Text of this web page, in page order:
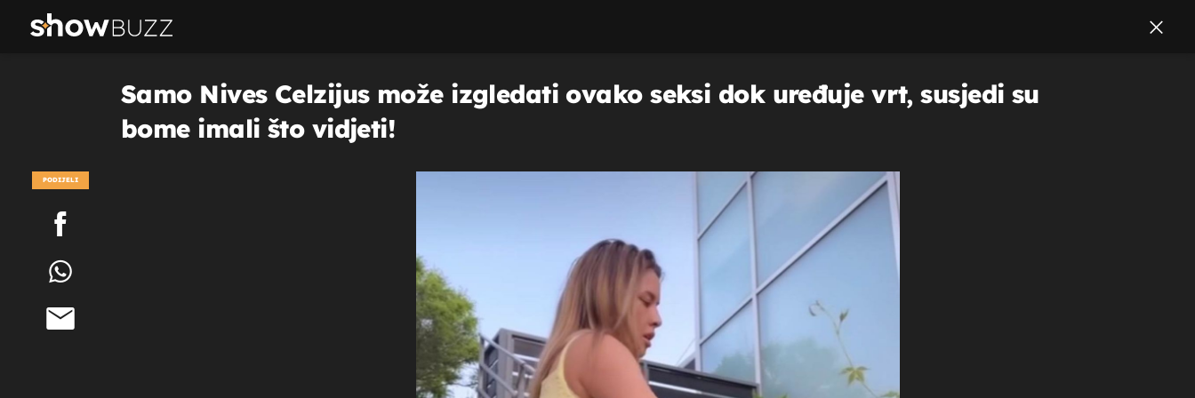
Samo Nives Celzijus može izgledati ovako seksi dok uređuje vrt, susjedi su
bome imali što vidjeti!
PODIJELI